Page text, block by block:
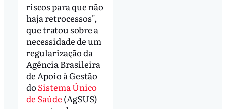
riscos para que não
haja retrocessos",
que tratou sobre a
necessidade de um
regularização da
Agência Brasileira
de Apoio à Gestão
do Sistema Único
de Saúde (AgSUS)